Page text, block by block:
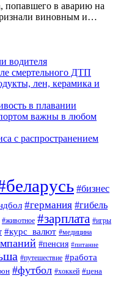
попавшего в аварию на
виновным и…
водителя
смертельного ДТП
лен, керамика и
в плавании
важны в любом
с распространением
#бизнес
#германия #гибель
#животное #зарплата #игры
#курс_валют #медицина
#пенсия #питание
#путешествие #работа
#футбол #хоккей #цена